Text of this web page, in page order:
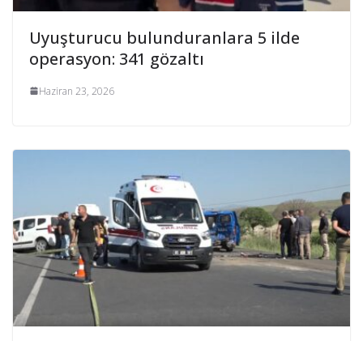
Uyuşturucu bulunduranlara 5 ilde
operasyon: 341 gözaltı
Haziran 23, 2026